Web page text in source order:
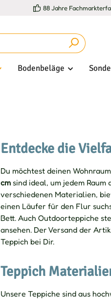
88 Jahre
Bodenbeläge
Entdecke die
Du möchtest deinen
cm sind ideal, um jedem
verschiedenen Materialien,
einen Läufer für den Flur
Bett. Auch Outdoorteppiche
ansehen. Der Versand der
Teppich bei Dir.
Teppich
Unsere Teppiche sind aus